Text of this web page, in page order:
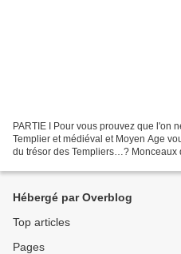
PARTIE I Pour vous prouvez que l'on
Templier et médiéval et Moyen Age
du trésor des Templiers…? Monceaux
Hébergé par Overblog
Top articles
Pages